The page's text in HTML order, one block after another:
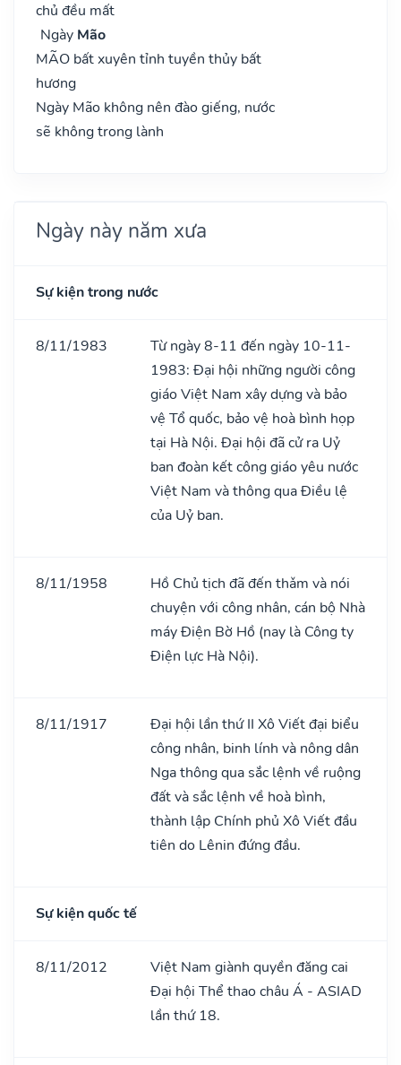
chủ đều mất
Ngày Mão
MÃO bất xuyên tỉnh tuyền thủy bất
hương
Ngày Mão không nên đào giếng, nước
sẽ không trong lành
Ngày này năm xưa
Sự kiện trong nước
8/11/1983
Từ ngày 8-11 đến ngày 10-11-
1983: Đại hội những người công
giáo Việt Nam xây dựng và bảo
vệ Tổ quốc, bảo vệ hoà bình họp
tại Hà Nội. Đại hội đã cử ra Uỷ
ban đoàn kết công giáo yêu nước
Việt Nam và thông qua Điều lệ
của Uỷ ban.
8/11/1958
Hồ Chủ tịch đã đến thǎm và nói
chuyện với công nhân, cán bộ Nhà
máy Điện Bờ Hồ (nay là Công ty
Điện lực Hà Nội).
8/11/1917
Đại hội lần thứ II Xô Viết đại biểu
công nhân, binh lính và nông dân
Nga thông qua sắc lệnh về ruộng
đất và sắc lệnh về hoà bình,
thành lập Chính phủ Xô Viết đầu
tiên do Lênin đứng đầu.
Sự kiện quốc tế
8/11/2012
Việt Nam giành quyền đăng cai
Đại hội Thể thao châu Á - ASIAD
lần thứ 18.